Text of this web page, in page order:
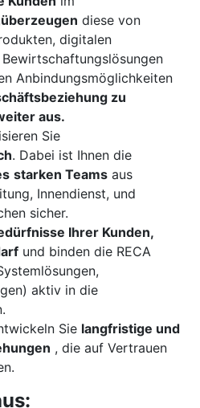
überzeugen diese von
digitalen
Anbindungsmöglichkeiten
zu
aus.
Sie
. Dabei ist Ihnen die
starken Teams aus
Innendienst, und
sicher.
Ihrer Kunden,
und binden die RECA
aktiv in die
Sie langfristige und
, die auf Vertrauen